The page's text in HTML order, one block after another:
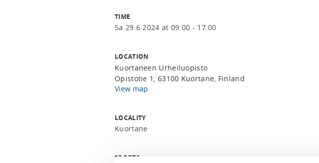
TIME
Sa 29.6.2024 at 09:00 - 17:00
LOCATION
Kuortaneen Urheiluopisto
Opistotie 1, 63100 Kuortane, Finland
View map
LOCALITY
Kuortane
SPORTS